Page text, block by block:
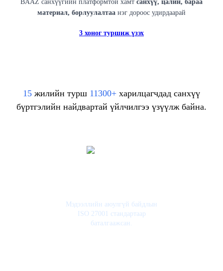
BAAZ санхүүгийн платформтой хамт санхүү, цалин, бараа
материал, борлуулалтаа нэг дороос удирдаарай
3 хоног туршиж үзэх
15 жилийн турш 11300+ харилцагчдад санхүү
бүртгэлийн найдвартай үйлчилгээ үзүүлж байна.
Мэдээллийн аюулгүй байдлын
ISO 27001 стандартаар
баталгаажсан.